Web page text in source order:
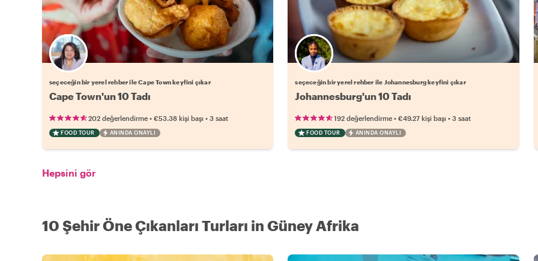
Favori yerel rehberini seç
seçeceğin bir yerel rehber ile Cape Town keyfini çıkar
Cape Town'un 10 Tadı
202 değerlendirme • €53.38 kişi başı • 3 saat
FOOD TOUR ANINDA ONAYLI
Favori yerel rehberini seç
seçeceğin bir yerel rehber ile Johannesburg keyfini çıkar
Johannesburg'un 10 Tadı
192 değerlendirme •€49.27 kişi başı •3 saat
FOOD TOUR ANINDA ONAYLI
Hepsini gör
10 Şehir Öne Çıkanları Turları in Güney Afrika